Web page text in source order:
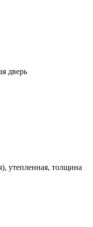
дверь
утепленная, толщина